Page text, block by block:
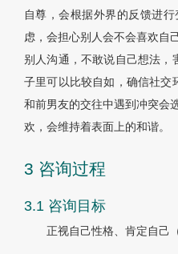
自尊，会根据外界的反馈进
虑，会担心别人会不会喜欢自
别人沟通，不敢说自己想法，
子里可以比较自如，确信社交
和前男友的交往中遇到冲突会
欢，会维持着表面上的和谐。
3 咨询过程
3.1 咨询目标
正视自己性格、肯定自己